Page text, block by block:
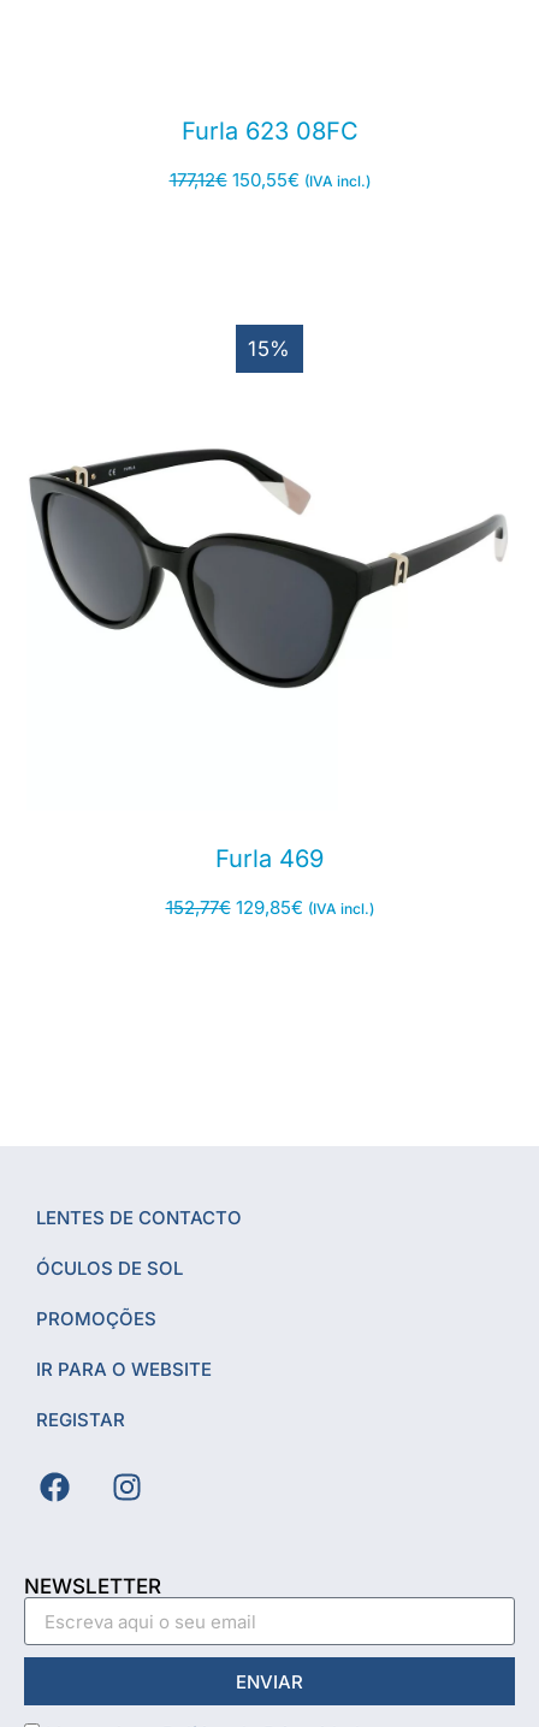
Furla 623 08FC
177,12€ 150,55€ (IVA incl.)
15%
Furla 469
152,77€ 129,85€ (IVA incl.)
LENTES DE CONTACTO
ÓCULOS DE SOL
PROMOÇÕES
IR PARA O WEBSITE
REGISTAR
NEWSLETTER
ENVIAR